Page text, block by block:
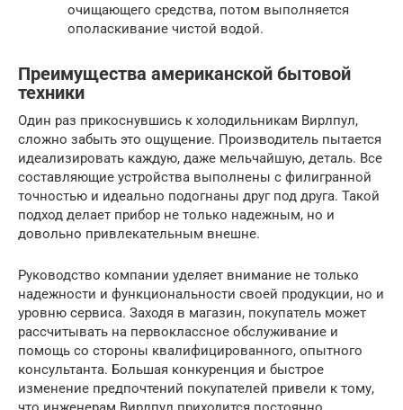
очищающего средства, потом выполняется
ополаскивание чистой водой.
Преимущества американской бытовой
техники
Один раз прикоснувшись к холодильникам Вирлпул,
сложно забыть это ощущение. Производитель пытается
идеализировать каждую, даже мельчайшую, деталь. Все
составляющие устройства выполнены с филигранной
точностью и идеально подогнаны друг под друга. Такой
подход делает прибор не только надежным, но и
довольно привлекательным внешне.
Руководство компании уделяет внимание не только
надежности и функциональности своей продукции, но и
уровню сервиса. Заходя в магазин, покупатель может
рассчитывать на первоклассное обслуживание и
помощь со стороны квалифицированного, опытного
консультанта. Большая конкуренция и быстрое
изменение предпочтений покупателей привели к тому,